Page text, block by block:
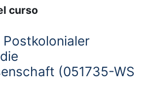
curso
Postkolonialer
(051735-WS